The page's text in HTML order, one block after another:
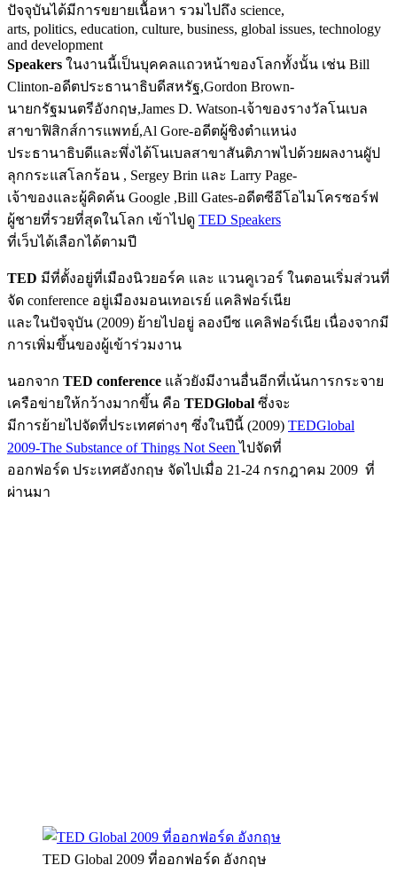
ปัจจุบันได้มีการขยายเนื้อหา รวมไปถึง science,
arts, politics, education, culture, business, global issues, technology
and development
Speakers ในงานนี้เป็นบุคคลแถวหน้าของโลกทั้งนั้น เช่น Bill
Clinton-อดีตประธานาธิบดีสหรัฐ,Gordon Brown-
นายกรัฐมนตรีอังกฤษ,James D. Watson-เจ้าของรางวัลโนเบล
สาขาฟิสิกส์การแพทย์,Al Gore-อดีตผู้ชิงตำแหน่ง
ประธานาธิบดีและพึ่งได้โนเบลสาขาสันติภาพไปด้วยผลงานผูัป
ลุกกระแสโลกร้อน , Sergey Brin และ Larry Page-
เจ้าของและผู้คิดค้น Google ,Bill Gates-อดีตซีอีโอไมโครซอร์ฟ
ผู้ชายที่รวยที่สุดในโลก เข้าไปดู TED Speakers
ที่เว็บได้เลือกได้ตามปี
TED มีที่ตั้งอยู่ที่เมืองนิวยอร์ค และ แวนคูเวอร์ ในตอนเริ่มส่วนที่
จัด conference อยู่เมืองมอนเทอเรย์ แคลิฟอร์เนีย
และในปัจจุบัน (2009) ย้ายไปอยู่ ลองบีซ แคลิฟอร์เนีย เนื่องจากมี
การเพิ่มขึ้นของผู้เข้าร่วมงาน
นอกจาก TED conference แล้วยังมีงานอื่นอีกที่เน้นการกระจาย
เครือข่ายให้กว้างมากขึ้น คือ TEDGlobal ซึ่งจะ
มีการย้ายไปจัดที่ประเทศต่างๆ ซึ่งในปีนี้ (2009) TEDGlobal
2009-The Substance of Things Not Seenไปจัดที่
ออกฟอร์ด ประเทศอังกฤษ จัดไปเมื่อ 21-24 กรกฎาคม 2009 ที่
ผ่านมา
TED Global 2009 ที่ออกฟอร์ด อังกฤษ